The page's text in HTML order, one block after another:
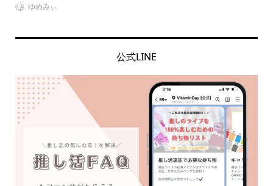
ゆめみぃ
公式LINE